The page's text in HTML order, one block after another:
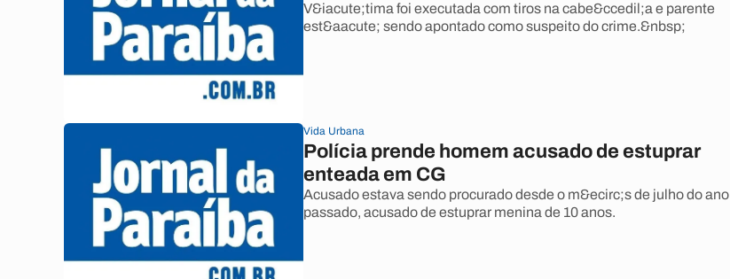
V&iacute;tima foi executada com tiros na cabe&ccedil;a e parente
est&aacute; sendo apontado como suspeito do crime.&nbsp;
Vida Urbana
Polícia prende homem acusado de estuprar
enteada em CG
Acusado estava sendo procurado desde o m&ecirc;s de julho do ano
passado, acusado de estuprar menina de 10 anos.